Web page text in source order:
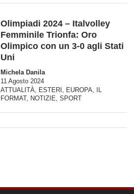
Olimpiadi 2024 – Italvolley
Femminile Trionfa: Oro
Olimpico con un 3-0 agli Stati
Uni
Michela Danila
11 Agosto 2024
ATTUALITÀ, ESTERI , EUROPA,
IL
FORMAT, NOTIZIE, SPORT